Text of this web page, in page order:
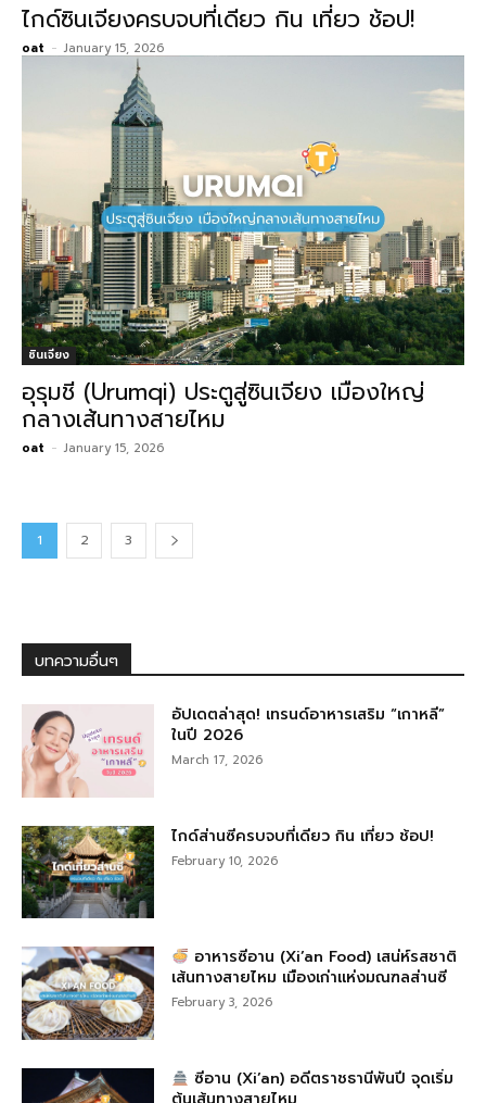
ไกด์ซินเจียงครบจบที่เดียว กิน เที่ยว ช้อป!
oat - January 15, 2026
ซินเจียง
อุรุมชี (Urumqi) ประตูสู่ซินเจียง เมืองใหญ่
กลางเส้นทางสายไหม
oat - January 15, 2026
1 2 3
บทความอื่นๆ
อัปเดตล่าสุด! เทรนด์อาหารเสริม “เกาหลี”
ในปี 2026
March 17, 2026
ไกด์ส่านซีครบจบที่เดียว กิน เที่ยว ช้อป!
February 10, 2026
อาหารซีอาน (Xi’an Food) เสน่ห์รสชาติ
เส้นทางสายไหม เมืองเก่าแห่งมณฑลส่านซี
February 3, 2026
ซีอาน (Xi’an) อดีตราชธานีพันปี จุดเริ่ม